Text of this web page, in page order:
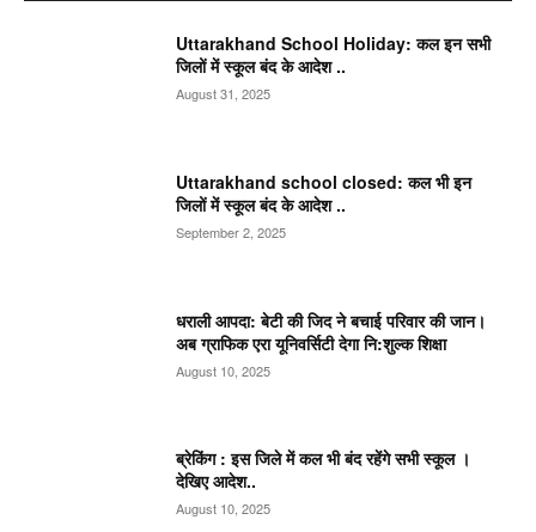
Uttarakhand School Holiday: कल इन सभी
जिलों में स्कूल बंद के आदेश ..
August 31, 2025
Uttarakhand school closed: कल भी इन
जिलों में स्कूल बंद के आदेश ..
September 2, 2025
धराली आपदा: बेटी की जिद ने बचाई परिवार की जान।
अब ग्राफिक एरा यूनिवर्सिटी देगा नि:शुल्क शिक्षा
August 10, 2025
ब्रेकिंग : इस जिले में कल भी बंद रहेंगे सभी स्कूल ।
देखिए आदेश..
August 10, 2025